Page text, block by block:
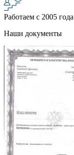
Работаем с 2005 года
Наши документы